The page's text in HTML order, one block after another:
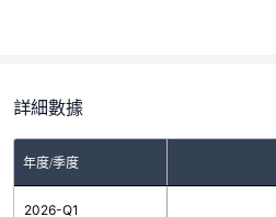
詳細數據
年度/季度
2026-Q1